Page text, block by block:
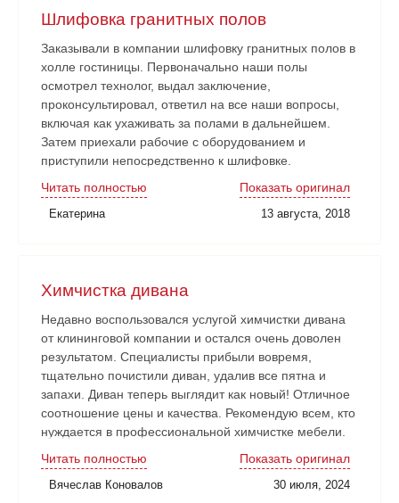
Шлифовка гранитных полов
Заказывали в компании шлифовку гранитных полов в
холле гостиницы. Первоначально наши полы
осмотрел технолог, выдал заключение,
проконсультировал, ответил на все наши вопросы,
включая как ухаживать за полами в дальнейшем.
Затем приехали рабочие с оборудованием и
приступили непосредственно к шлифовке.
наши замечания и пожелания учитывали. Работа
сдана в срок. Очень довольны!
Читать полностью Показать оригинал
Екатерина 13 августа, 2018
Химчистка дивана
Недавно воспользовался услугой химчистки дивана
от клининговой компании и остался очень доволен
результатом. Специалисты прибыли вовремя,
тщательно почистили диван, удалив все пятна и
запахи. Диван теперь выглядит как новый! Отличное
соотношение цены и качества. Рекомендую всем, кто
нуждается в профессиональной химчистке мебели.
Читать полностью
Показать оригинал
Вячеслав Коновалов 30 июля, 2024